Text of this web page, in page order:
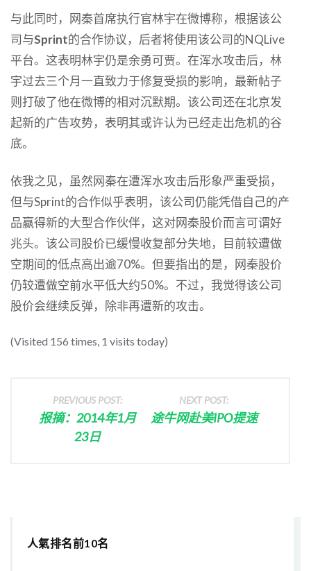
与此同时，网秦首席执行官林宇在微博称，根据该公
司与Sprint的合作协议，后者将使用该公司的NQLive
平台。这表明林宇仍是余勇可贾。在浑水攻击后，林
宇过去三个月一直致力于修复受损的影响，最新帖子
则打破了他在微博的相对沉默期。该公司还在北京发
起新的广告攻势，表明其或许认为已经走出危机的谷
底。
依我之见，虽然网秦在遭浑水攻击后形象严重受损，
但与Sprint的合作似乎表明，该公司仍能凭借自己的产
品赢得新的大型合作伙伴，这对网秦股价而言可谓好
兆头。该公司股价已缓慢收复部分失地，目前较遭做
空期间的低点高出逾70%。但要指出的是，网秦股价
仍较遭做空前水平低大约50%。不过，我觉得该公司
股价会继续反弹，除非再遭新的攻击。
(Visited 156 times, 1 visits today)
PREVIOUS POST:
报摘：2014年1月
23日
NEXT POST:
途牛网赴美IPO提速
人氣排名前10名